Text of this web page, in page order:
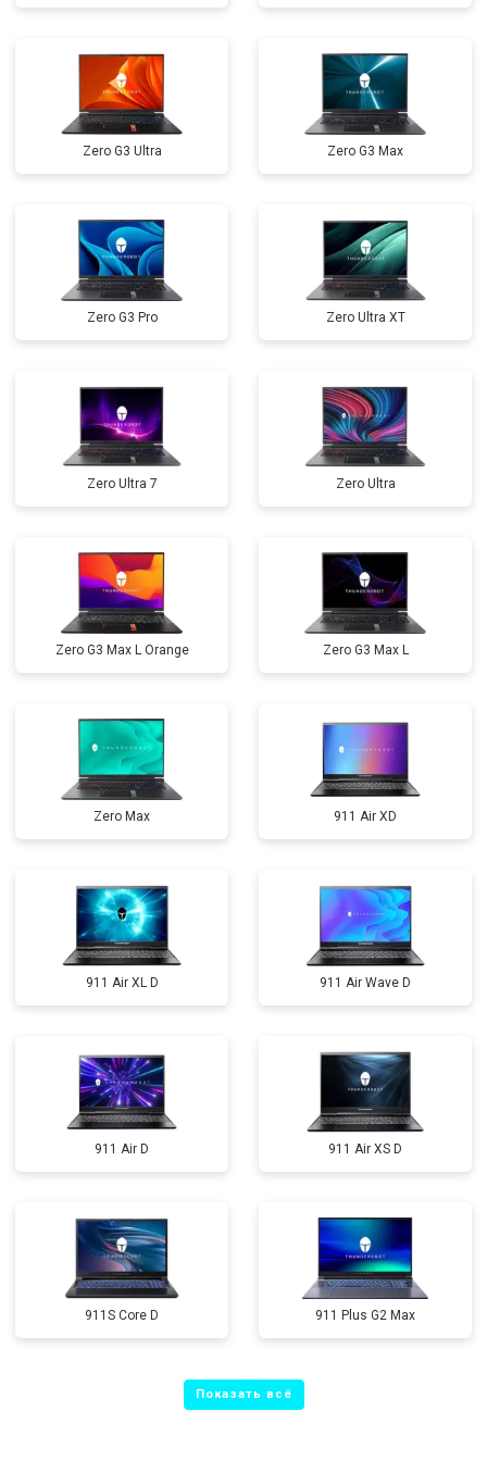
Замена оперативной памяти от 1100 ₽ Заказать
Прошивка BIOS от 1500 ₽ Заказать
Замена северного моста от 3500 ₽
Zero G3 Ultra Zero G3 Max
Zero G3 Pro Zero Ultra XT
Zero Ultra 7 Zero Ultra
Zero G3 Max L Orange Zero G3 Max L
Zero Max 911 Air XD
911 Air XL D 911 Air Wave D
911 Air D 911 Air XS D
911S Core D 911 Plus G2 Max